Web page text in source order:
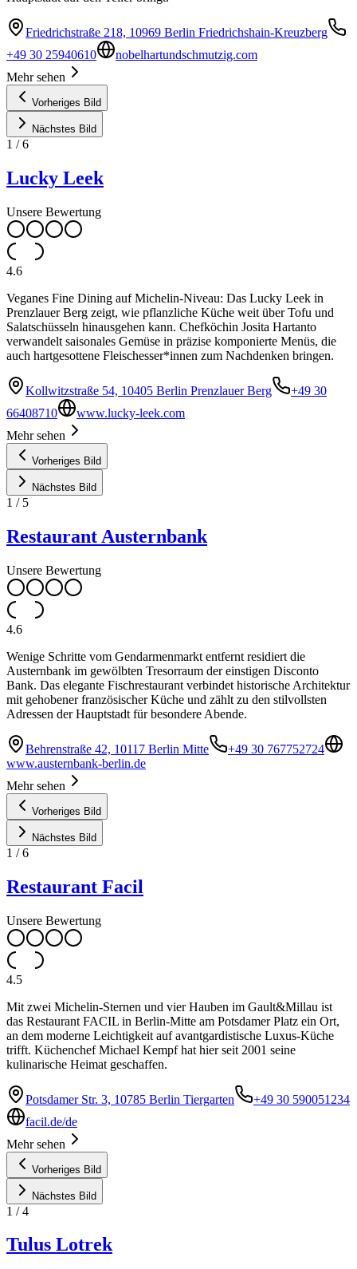
Friedrichstraße 218, 10969 Berlin Friedrichshain-Kreuzberg
+49 30 25940610
nobelhartundschmutzig.com
Mehr sehen
Vorheriges Bild
Nächstes Bild
1 /6
Lucky Leek
Unsere Bewertung
4.6
Veganes Fine Dining auf Michelin-Niveau: Das Lucky Leek in
Prenzlauer Berg zeigt, wie pflanzliche Küche weit über Tofu und
Salatschüsseln hinausgehen kann. Chefköchin Josita Hartanto
verwandelt saisonales Gemüse in präzise komponierte Menüs, die
auch hartgesottene Fleischesser*innen zum Nachdenken bringen.
Kollwitzstraße 54, 10405 Berlin Prenzlauer Berg
+49 30
66408710
www.lucky-leek.com
Mehr sehen
Vorheriges Bild
Nächstes Bild
1 / 5
Restaurant Austernbank
Unsere Bewertung
4.6
Wenige Schritte vom Gendarmenmarkt entfernt residiert die
Austernbank im gewölbten Tresorraum der einstigen Disconto
Bank. Das elegante Fischrestaurant verbindet historische Architektur
mit gehobener französischer Küche und zählt zu den stilvollsten
Adressen der Hauptstadt für besondere Abende.
Behrenstraße 42, 10117 Berlin Mitte
+49 30 767752724
www.austernbank-berlin.de
Mehr sehen
Vorheriges Bild
Nächstes Bild
1 /6
Restaurant Facil
Unsere Bewertung
4.5
Mit zwei Michelin-Sternen und vier Hauben im Gault&Millau ist
das Restaurant FACIL in Berlin-Mitte am Potsdamer Platz ein Ort,
an dem moderne Leichtigkeit auf avantgardistische Luxus-Küche
trifft. Küchenchef Michael Kempf hat hier seit 2001 seine
kulinarische Heimat geschaffen.
Potsdamer Str. 3, 10785 Berlin Tiergarten
+49 30 590051234
facil.de/de
Mehr sehen
Vorheriges Bild
Nächstes Bild
1 /4
Tulus Lotrek